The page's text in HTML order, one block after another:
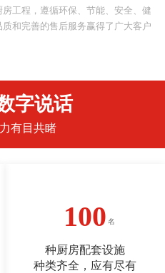
工程，遵循环保、节能、安全、健
和完善的售后服务赢得了广大客户
字说话
有目共睹
100
种厨房配套设施
种类齐全，应有尽有